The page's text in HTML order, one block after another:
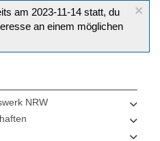
×
am 2023-11-14 statt, du
an einem möglichen
NRW